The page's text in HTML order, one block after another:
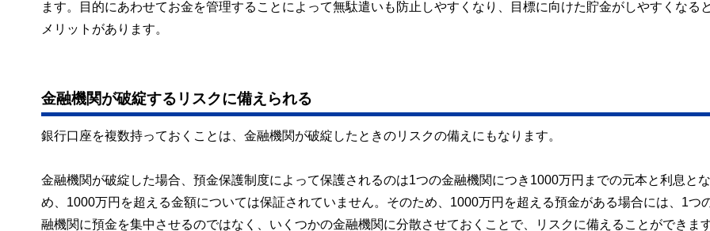
ます。目的にあわせてお金を管理することによって無駄遣いも防止しやすくなり、目標に向けた貯金がしやすくなる
メリットがあります。
金融機関が破綻するリスクに備えられる
銀行口座を複数持っておくことは、金融機関が破綻したときのリスクの備えにもなります。
金融機関が破綻した場合、預金保護制度によって保護されるのは1つの金融機関につき1000万円までの元本と利息と
め、1000万円を超える金額については保証されていません。そのため、1000万円を超える預金がある場合には、1つ
融機関に預金を集中させるのではなく、いくつかの金融機関に分散させておくことで、リスクに備えることができます